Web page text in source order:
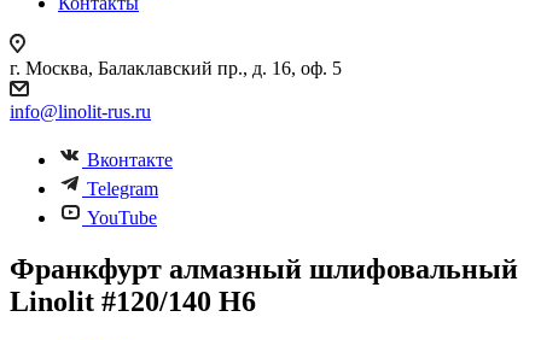
г. Москва, Балаклавский пр., д. 16, оф. 5
info@linolit-rus.ru
Вконтакте
Telegram
YouTube
Франкфурт алмазный шлифовальный
Linolit #120/140 H6